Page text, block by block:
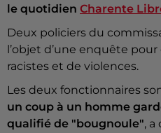
le quotidien Charente
Deux policiers du
l’objet d’une enquête
racistes et de violences.
Les deux fonctionnaires
un coup à un homme
qualifié de "bougnoule", a